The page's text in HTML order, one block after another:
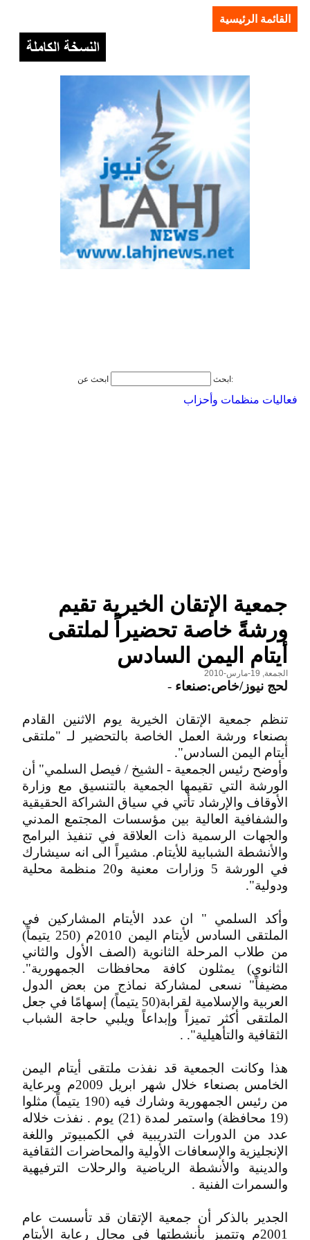
القائمة الرئيسية
ابحث ابحث عن:
فعاليات منظمات وأحزاب
جمعية الإتقان الخيرية تقيم
ورشةً خاصة تحضيراً لملتقى
أيتام اليمن السادس
الجمعة, 19-مارس-2010
لحج نيوز/خاص:صنعاء -
تنظم جمعية الإتقان الخيرية يوم الاثنين القادم
بصنعاء ورشة العمل الخاصة بالتحضير لـ "ملتقى
أيتام اليمن السادس".
وأوضح رئيس الجمعية - الشيخ / فيصل السلمي" أن
الورشة التي تقيمها الجمعية بالتنسيق مع وزارة
الأوقاف والإرشاد تأتي في سياق الشراكة الحقيقية
والشفافية العالية بين مؤسسات المجتمع المدني
والجهات الرسمية ذات العلاقة في تنفيذ البرامج
والأنشطة الشبابية للأيتام. مشيراً الى انه سيشارك
في الورشة 5 وزارات معنية و20 منظمة محلية
ودولية".
وأكد السلمي " ان عدد الأيتام المشاركين في
الملتقى السادس لأيتام اليمن 2010م (250 يتيماً)
من طلاب المرحلة الثانوية (الصف الأول والثاني
الثانوي) يمثلون كافة محافظات الجمهورية".
مضيفاً" نسعى لمشاركة نماذج من بعض الدول
العربية والإسلامية لقرابة(50 يتيماً) إسهامًا في جعل
الملتقى أكثر تميزاً وإبداعاً ويلبي حاجة الشباب
الثقافية والتأهيلية". .
هذا وكانت الجمعية قد نفذت ملتقى أيتام اليمن
الخامس بصنعاء خلال شهر ابريل 2009م وبرعاية
من رئيس الجمهورية وشارك فيه (190 يتيماً) مثلوا
(19 محافظة) واستمر لمدة (21) يوم . نفذت خلاله
عدد من الدورات التدريبية في الكمبيوتر واللغة
الإنجليزية والإسعافات الأولية والمحاضرات الثقافية
والدينية والأنشطة الرياضية والرحلات الترفيهية
والسمرات الفنية .
الجدير بالذكر أن جمعية الإتقان قد تأسست عام
2001م وتتميز بأنشطتها في مجال رعاية الأيتام